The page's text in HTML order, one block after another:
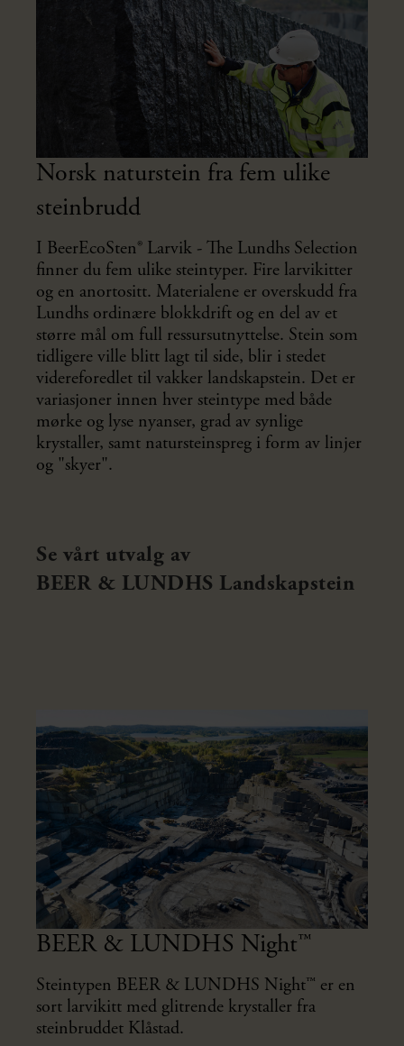
Norsk naturstein fra fem ulike
steinbrudd
I BeerEcoSten® Larvik - The Lundhs Selection
finner du fem ulike steintyper. Fire larvikitter
og en anortositt. Materialene er overskudd fra
Lundhs ordinære blokkdrift og en del av et
større mål om full ressursutnyttelse. Stein som
tidligere ville blitt lagt til side, blir i stedet
videreforedlet til vakker landskapstein. Det er
variasjoner innen hver steintype med både
mørke og lyse nyanser, grad av synlige
krystaller, samt natursteinspreg i form av linjer
og "skyer".
Se vårt utvalg av
BEER & LUNDHS Landskapstein
BEER & LUNDHS Night™
Steintypen BEER & LUNDHS Night™ er en
sort larvikitt med glitrende krystaller fra
steinbruddet Klåstad.